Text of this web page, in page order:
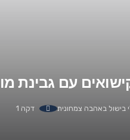
עם גבינת
בישול באהבה צמחונית דקה 1